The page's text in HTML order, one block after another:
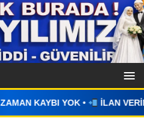
İLAN VERİN • WHATSAPP